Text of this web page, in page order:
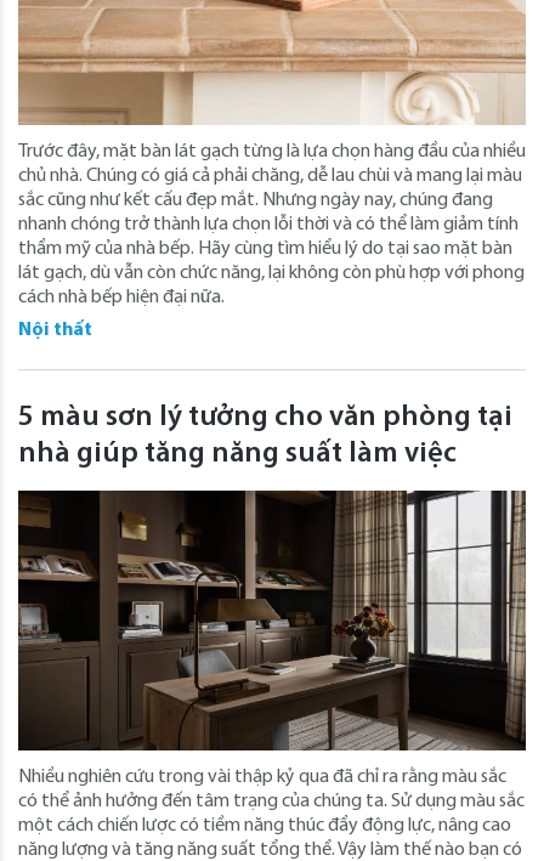
Trước đây, mặt bàn lát gạch từng là lựa chọn hàng đầu của nhiều
chủ nhà. Chúng có giá cả phải chăng, dễ lau chùi và mang lại màu
sắc cũng như kết cấu đẹp mắt. Nhưng ngày nay, chúng đang
nhanh chóng trở thành lựa chọn lỗi thời và có thể làm giảm tính
thẩm mỹ của nhà bếp. Hãy cùng tìm hiểu lý do tại sao mặt bàn
lát gạch, dù vẫn còn chức năng, lại không còn phù hợp với phong
cách nhà bếp hiện đại nữa.
Nội thất
5 màu sơn lý tưởng cho văn phòng tại
nhà giúp tăng năng suất làm việc
Nhiều nghiên cứu trong vài thập kỷ qua đã chỉ ra rằng màu sắc
có thể ảnh hưởng đến tâm trạng của chúng ta. Sử dụng màu sắc
một cách chiến lược có tiềm năng thúc đẩy động lực, nâng cao
năng lượng và tăng năng suất tổng thể. Vậy làm thế nào bạn có